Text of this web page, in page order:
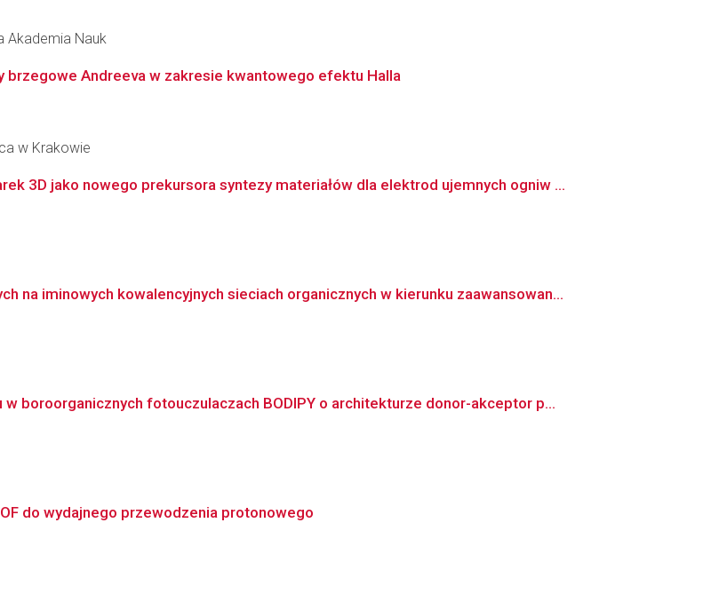
Akademia Nauk
brzegowe Andreeva w zakresie kwantowego efektu Halla
w Krakowie
3D jako nowego prekursora syntezy materiałów dla elektrod ujemnych ogniw ...
na iminowych kowalencyjnych sieciach organicznych w kierunku zaawansowan...
boroorganicznych fotouczulaczach BODIPY o architekturze donor-akceptor p...
do wydajnego przewodzenia protonowego